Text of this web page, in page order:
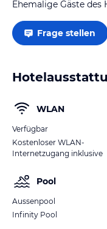
Ehemalige Gäste
Frage stellen
WLAN
Verfügbar
Kostenloser WLAN-
Internetzugang inklusive
Pool
Aussenpool
Infinity Pool